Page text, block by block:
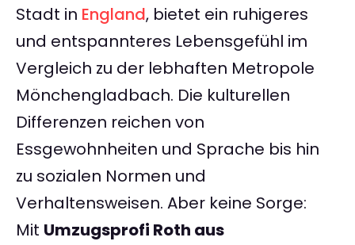
Stadt in England, bietet ein ruhigeres
und entspannteres Lebensgefühl im
Vergleich zu der lebhaften Metropole
Mönchengladbach. Die kulturellen
Differenzen reichen von
Essgewohnheiten und Sprache bis hin
zu sozialen Normen und
Verhaltensweisen. Aber keine Sorge:
Mit Umzugsprofi Roth aus